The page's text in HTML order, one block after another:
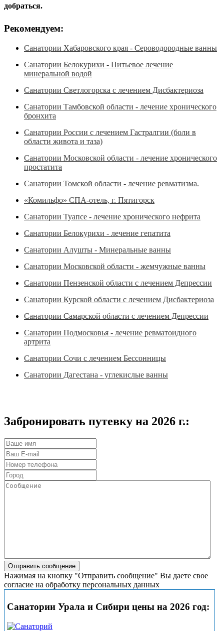
добраться.
Рекомендуем:
Санатории Хабаровского края - Сероводородные ванны
Санатории Белокурихи - Питьевое лечение
минеральной водой
Санатории Светлогорска с лечением Дисбактериоза
Санатории Тамбовской области - лечение хронического
бронхита
Санатории России с лечением Гастралгии (боли в
области живота и таза)
Санатории Московской области - лечение хронического
простатита
Санатории Томской области - лечение ревматизма.
«Комильфо» СПА-отель, г. Пятигорск
Санатории Туапсе - лечение хронического нефрита
Санатории Белокурихи - лечение гепатита
Санатории Алушты - Минеральные ванны
Санатории Московской области - жемчужные ванны
Санатории Пензенской области с лечением Депрессии
Санатории Курской области с лечением Дисбактериоза
Санатории Самарской области с лечением Депрессии
Санатории Подмосковья - лечение ревматоидного
артрита
Санатории Сочи с лечением Бессонницы
Санатории Дагестана - углекислые ванны
Забронировать путевку на 2026 г.:
Нажимая на кнопку "Отправить сообщение" Вы даете свое
согласие на обработку персональных данных
Санатории Урала и Сибири цены на 2026 год: